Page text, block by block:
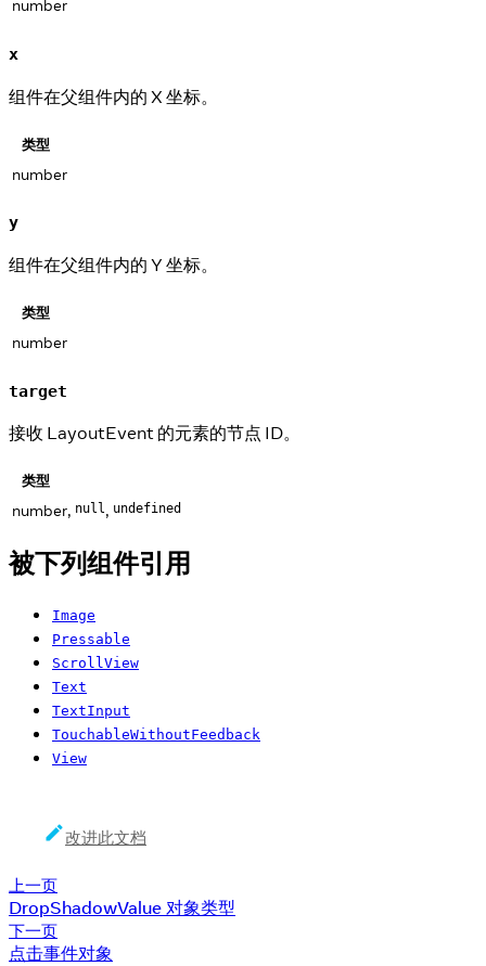
number
x
组件在父组件内的 X 坐标。
类型
number
y
组件在父组件内的 Y 坐标。
类型
number
target
接收 LayoutEvent 的元素的节点 ID。
类型
number, null, undefined
被下列组件引用
Image
Pressable
ScrollView
Text
TextInput
TouchableWithoutFeedback
View
改进此文档
上一页
DropShadowValue 对象类型
下一页
点击事件对象